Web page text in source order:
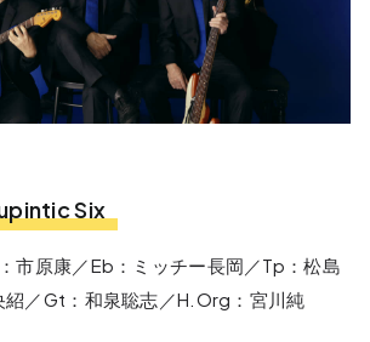
Six
市原康／Eb：ミッチー長岡／Tp：松島
紹／Gt：和泉聡志／H.Org：宮川純